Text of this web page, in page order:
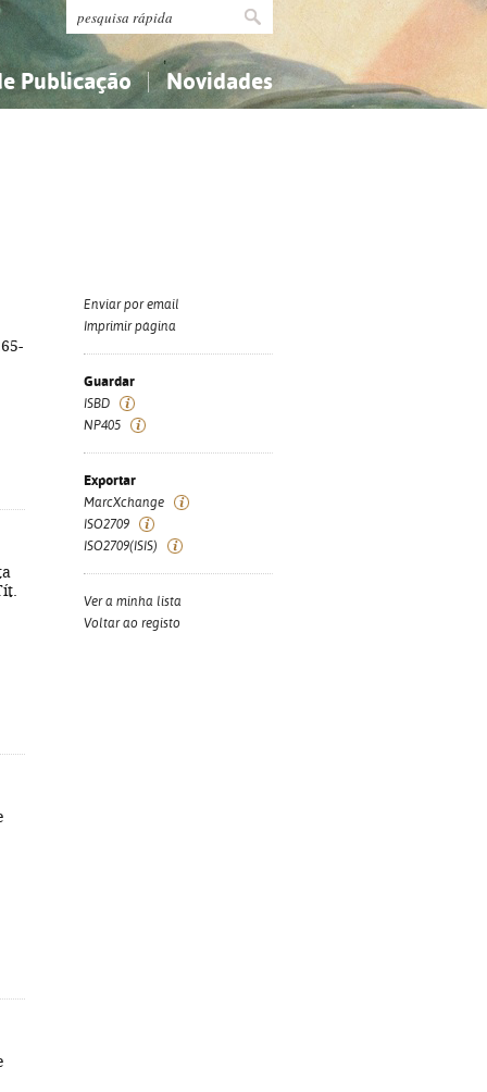
Publicação Novidades
Enviar por email
Imprimir página
Guardar
ISBD
NP405
Exportar
MarcXchange
ISO2709
ISO2709(ISIS)
Ver a minha lista
Voltar ao registo